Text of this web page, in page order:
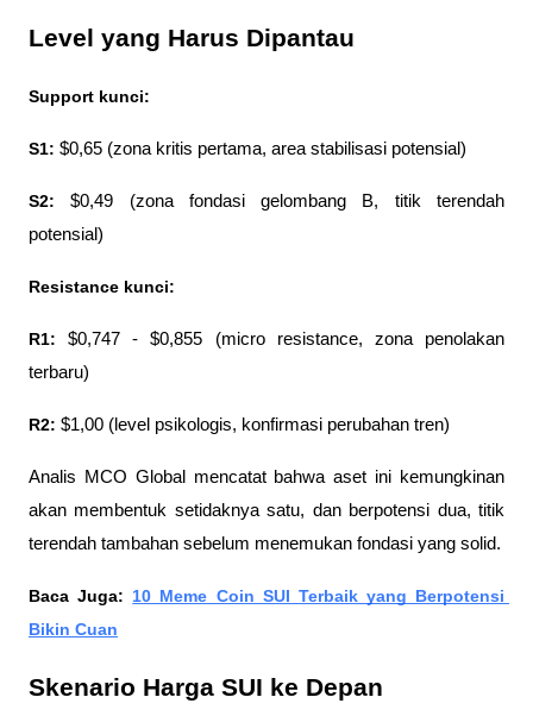
Level yang Harus Dipantau
Support kunci:
S1: $0,65 (zona kritis pertama, area stabilisasi potensial)
S2: $0,49 (zona fondasi gelombang B, titik terendah
potensial)
Resistance kunci:
R1: $0,747 - $0,855 (micro resistance, zona penolakan
terbaru)
R2: $1,00 (level psikologis, konfirmasi perubahan tren)
Analis MCO Global mencatat bahwa aset ini kemungkinan
akan membentuk setidaknya satu, dan berpotensi dua, titik
terendah tambahan sebelum menemukan fondasi yang solid.
Baca Juga: 10 Meme Coin SUI Terbaik yang Berpotensi
Bikin Cuan
Skenario Harga SUI ke Depan